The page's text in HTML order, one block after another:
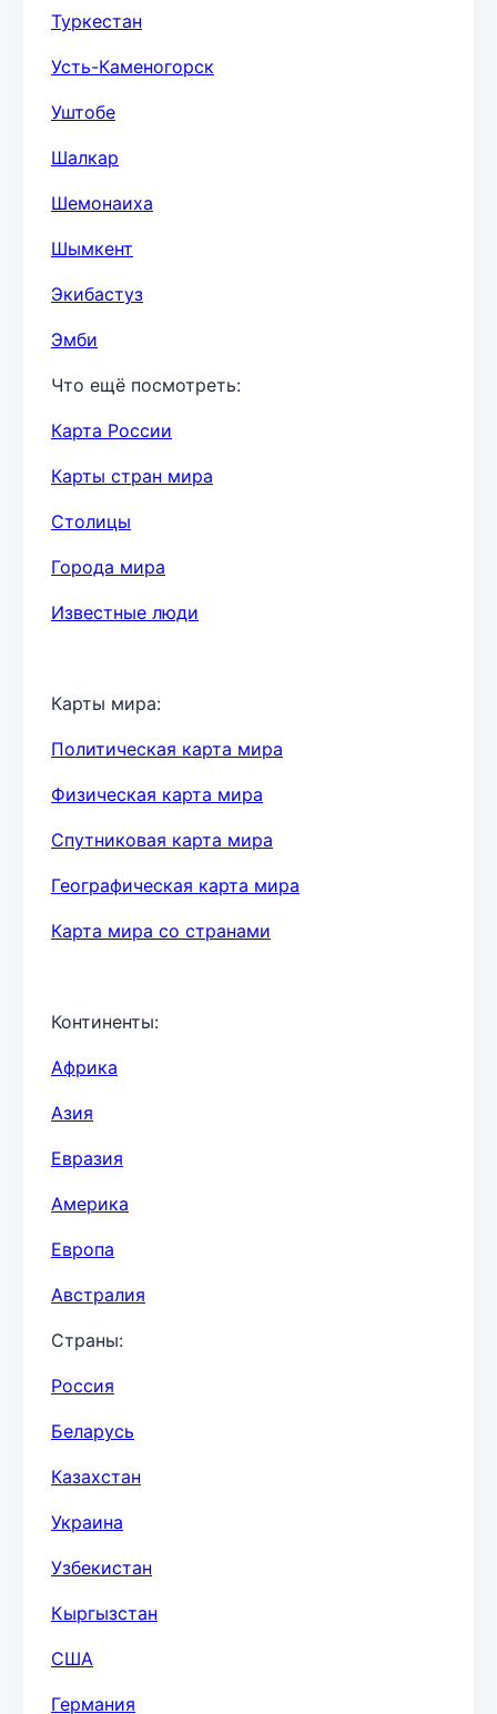
Туркестан
Усть-Каменогорск
Уштобе
Шалкар
Шемонаиха
Шымкент
Экибастуз
Эмби
Что ещё посмотреть:
Карта России
Карты стран мира
Столицы
Города мира
Известные люди
Карты мира:
Политическая карта мира
Физическая карта мира
Спутниковая карта мира
Географическая карта мира
Карта мира со странами
Континенты:
Африка
Азия
Евразия
Америка
Европа
Австралия
Страны:
Россия
Беларусь
Казахстан
Украина
Узбекистан
Кыргызстан
США
Германия